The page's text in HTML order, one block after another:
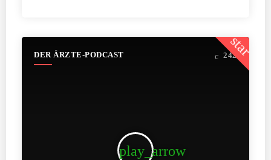
DER ÄRZTE-PODCAST
play_arrow
242
star